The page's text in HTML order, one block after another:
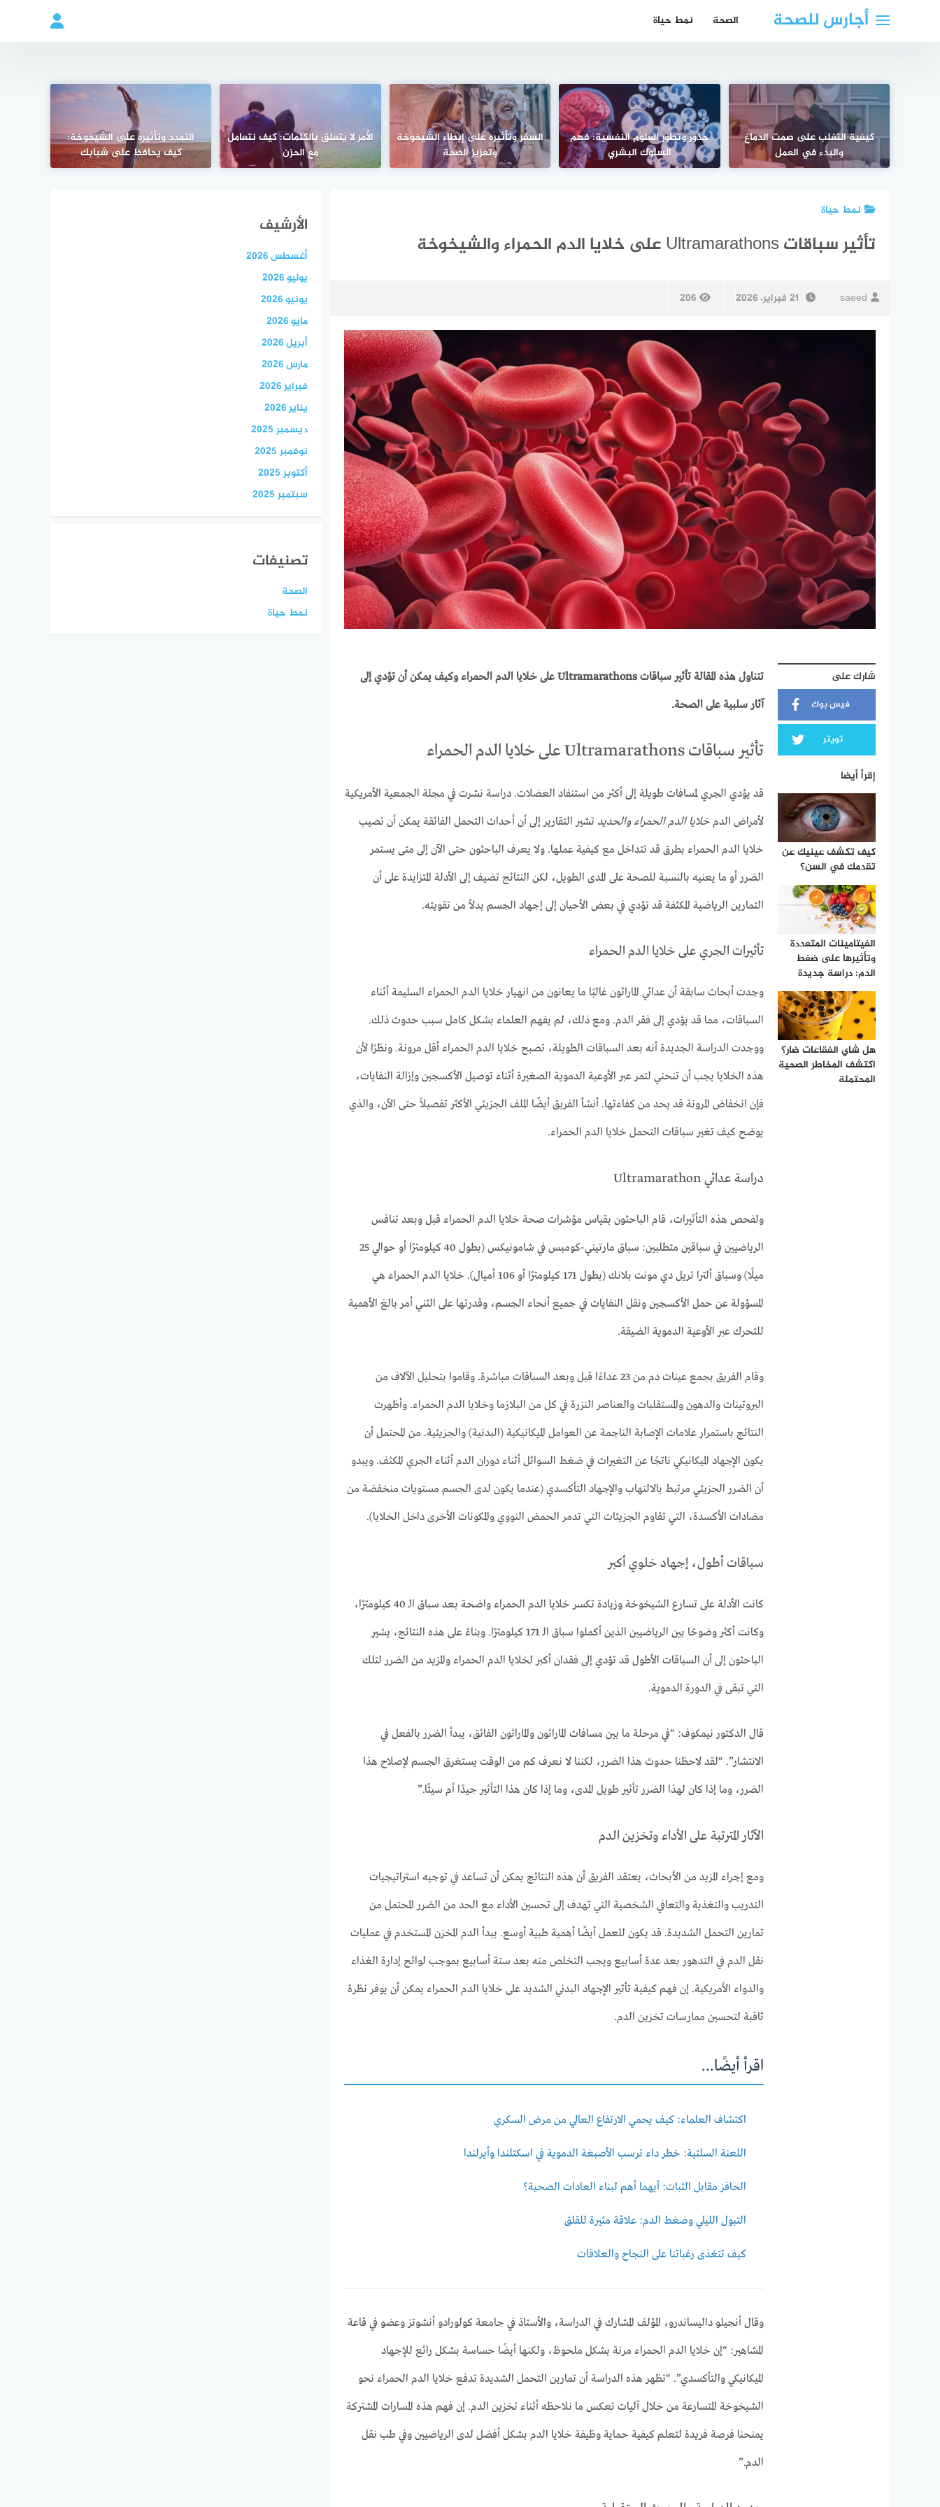
أجارس للصحة الصحة نمط حياة
كيفية التغلب على صمت الدماغ
والبدء في العمل
جذور وتطور العلوم النفسية: فهم
السلوك البشري
السفر وتأثيره على إبطاء الشيخوخة
وتعزيز الصحة
الأمر لا يتعلق بالكلمات: كيف نتعامل
مع الحزن
التمدد وتأثيره على الشيخوخة:
كيف يحافظ على شبابك
نمط حياة
تأثير سباقات Ultramarathons على خلايا الدم الحمراء والشيخوخة
saeed 21 فبراير، 2026 206
شارك على
فيس بوك
تويتر
إقرأ أيضا
كيف تكشف عينيك عن
تقدمك في السن؟
الفيتامينات المتعددة
وتأثيرها على ضغط
الدم: دراسة جديدة
هل شاي الفقاعات ضار؟
اكتشف المخاطر الصحية
المحتملة
تتناول هذه المقالة تأثير سباقات Ultramarathons على خلايا الدم الحمراء وكيف يمكن أن تؤدي إلى
آثار سلبية على الصحة.
تأثير سباقات Ultramarathons على خلايا الدم الحمراء
قد يؤدي الجري لمسافات طويلة إلى أكثر من استنفاد العضلات. دراسة نشرت في مجلة الجمعية الأمريكية
لأمراض الدم خلايا الدم الحمراء والحديد تشير التقارير إلى أن أحداث التحمل الفائقة يمكن أن تصيب
خلايا الدم الحمراء بطرق قد تتداخل مع كيفية عملها. ولا يعرف الباحثون حتى الآن إلى متى يستمر
الضرر أو ما يعنيه بالنسبة للصحة على المدى الطويل، لكن النتائج تضيف إلى الأدلة المتزايدة على أن
التمارين الرياضية المكثفة قد تؤدي في بعض الأحيان إلى إجهاد الجسم بدلاً من تقويته.
تأثيرات الجري على خلايا الدم الحمراء
وجدت أبحاث سابقة أن عدائي الماراثون غالبًا ما يعانون من انهيار خلايا الدم الحمراء السليمة أثناء
السباقات، مما قد يؤدي إلى فقر الدم. ومع ذلك، لم يفهم العلماء بشكل كامل سبب حدوث ذلك.
ووجدت الدراسة الجديدة أنه بعد السباقات الطويلة، تصبح خلايا الدم الحمراء أقل مرونة. ونظرًا لأن
هذه الخلايا يجب أن تنحني لتمر عبر الأوعية الدموية الصغيرة أثناء توصيل الأكسجين وإزالة النفايات،
فإن انخفاض المرونة قد يحد من كفاءتها. أنشأ الفريق أيضًا الملف الجزيئي الأكثر تفصيلاً حتى الآن، والذي
يوضح كيف تغير سباقات التحمل خلايا الدم الحمراء.
دراسة عدائي Ultramarathon
ولفحص هذه التأثيرات، قام الباحثون بقياس مؤشرات صحة خلايا الدم الحمراء قبل وبعد تنافس
الرياضيين في سباقين متطلبين: سباق مارتيني-كومبس في شامونيكس (بطول 40 كيلومترًا أو حوالي 25
ميلًا) وسباق ألترا تريل دي مونت بلانك (بطول 171 كيلومترًا أو 106 أميال). خلايا الدم الحمراء هي
المسؤولة عن حمل الأكسجين ونقل النفايات في جميع أنحاء الجسم، وقدرتها على الثني أمر بالغ الأهمية
للتحرك عبر الأوعية الدموية الضيقة.
وقام الفريق بجمع عينات دم من 23 عداءًا قبل وبعد السباقات مباشرة. وقاموا بتحليل الآلاف من
البروتينات والدهون والمستقلبات والعناصر النزرة في كل من البلازما وخلايا الدم الحمراء. وأظهرت
النتائج باستمرار علامات الإصابة الناجمة عن العوامل الميكانيكية (البدنية) والجزيئية. من المحتمل أن
يكون الإجهاد الميكانيكي ناتجًا عن التغيرات في ضغط السوائل أثناء دوران الدم أثناء الجري المكثف. ويبدو
أن الضرر الجزيئي مرتبط بالالتهاب والإجهاد التأكسدي (عندما يكون لدى الجسم مستويات منخفضة من
مضادات الأكسدة، التي تقاوم الجزيئات التي تدمر الحمض النووي والمكونات الأخرى داخل الخلايا).
سباقات أطول، إجهاد خلوي أكبر
كانت الأدلة على تسارع الشيخوخة وزيادة تكسر خلايا الدم الحمراء واضحة بعد سباق الـ 40 كيلومترًا،
وكانت أكثر وضوحًا بين الرياضيين الذين أكملوا سباق الـ 171 كيلومترًا. وبناءً على هذه النتائج، يشير
الباحثون إلى أن السباقات الأطول قد تؤدي إلى فقدان أكبر لخلايا الدم الحمراء والمزيد من الضرر لتلك
التي تبقى في الدورة الدموية.
قال الدكتور نيمكوف: “في مرحلة ما بين مسافات الماراثون والماراثون الفائق، يبدأ الضرر بالفعل في
الانتشار”. “لقد لاحظنا حدوث هذا الضرر، لكننا لا نعرف كم من الوقت يستغرق الجسم لإصلاح هذا
الضرر، وما إذا كان لهذا الضرر تأثير طويل المدى، وما إذا كان هذا التأثير جيدًا أم سيئًا.”
الآثار المترتبة على الأداء وتخزين الدم
ومع إجراء المزيد من الأبحاث، يعتقد الفريق أن هذه النتائج يمكن أن تساعد في توجيه استراتيجيات
التدريب والتغذية والتعافي الشخصية التي تهدف إلى تحسين الأداء مع الحد من الضرر المحتمل من
تمارين التحمل الشديدة. قد يكون للعمل أيضًا أهمية طبية أوسع. يبدأ الدم المخزن المستخدم في عمليات
نقل الدم في التدهور بعد عدة أسابيع ويجب التخلص منه بعد ستة أسابيع بموجب لوائح إدارة الغذاء
والدواء الأمريكية. إن فهم كيفية تأثير الإجهاد البدني الشديد على خلايا الدم الحمراء يمكن أن يوفر نظرة
ثاقبة لتحسين ممارسات تخزين الدم.
اقرأ أيضًا...
اكتشاف العلماء: كيف يحمي الارتفاع العالي من مرض السكري
اللعنة السلتية: خطر داء ترسب الأصبغة الدموية في اسكتلندا وأيرلندا
الحافز مقابل الثبات: أيهما أهم لبناء العادات الصحية؟
التبول الليلي وضغط الدم: علاقة مثيرة للقلق
كيف تتغذى رغباتنا على النجاح والعلاقات
وقال أنجيلو داليساندرو، المؤلف المشارك في الدراسة، والأستاذ في جامعة كولورادو أنشوتز وعضو في قاعة
المشاهير: “إن خلايا الدم الحمراء مرنة بشكل ملحوظ، ولكنها أيضًا حساسة بشكل رائع للإجهاد
الميكانيكي والتأكسدي”. “تظهر هذه الدراسة أن تمارين التحمل الشديدة تدفع خلايا الدم الحمراء نحو
الشيخوخة المتسارعة من خلال آليات تعكس ما نلاحظه أثناء تخزين الدم. إن فهم هذه المسارات المشتركة
يمنحنا فرصة فريدة لتعلم كيفية حماية وظيفة خلايا الدم بشكل أفضل لدى الرياضيين وفي طب نقل
الدم.”
الأرشيف
أغسطس 2026
يوليو 2026
يونيو 2026
مايو 2026
أبريل 2026
مارس 2026
فبراير 2026
يناير 2026
ديسمبر 2025
نوفمبر 2025
أكتوبر 2025
سبتمبر 2025
تصنيفات
الصحة
نمط حياة